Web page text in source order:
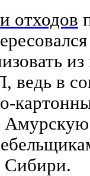
отходов
в
Сибири.